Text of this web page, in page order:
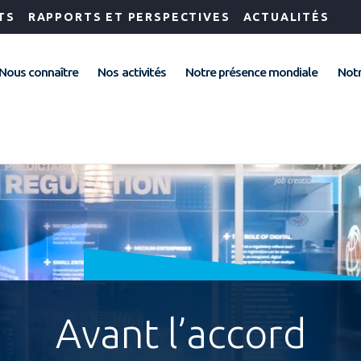
RAPPORTS ET PERSPECTIVES ACTUALITÉS
Nous connaître Nos activités Notre présence mondiale
Avant l’accord